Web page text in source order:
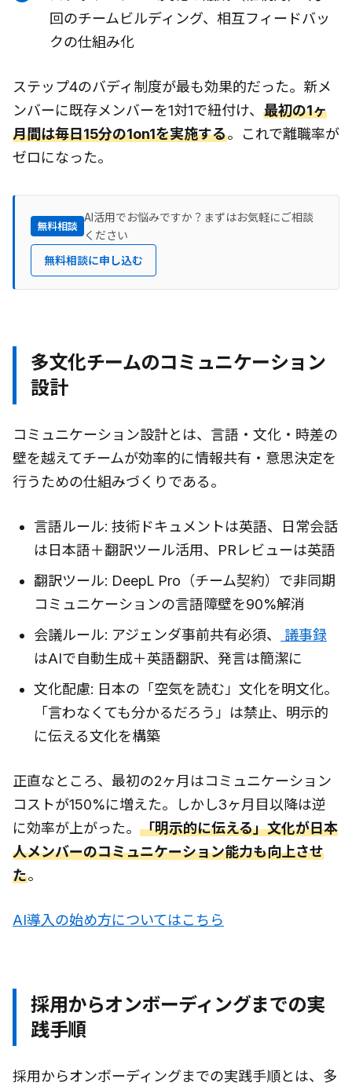
回のチームビルディング、相互フィードバッ
クの仕組み化
ステップ4のバディ制度が最も効果的だった。新メ
ンバーに既存メンバーを1対1で紐付け、 最初の1ヶ
月間は毎日15分の1on1を実施する。これで離職率が
ゼロになった。
無料相談
AI活用でお悩みですか？まずはお気軽にご相談
ください
無料相談に申し込む
多文化チームのコミュニケーション
設計
コミュニケーション設計とは、言語・文化・時差の
壁を越えてチームが効率的に情報共有・意思決定を
行うための仕組みづくりである。
言語ルール: 技術ドキュメントは英語、日常会話
は日本語＋翻訳ツール活用、PRレビューは英語
翻訳ツール: DeepL Pro（チーム契約）で非同期
コミュニケーションの言語障壁を90%解消
会議ルール: アジェンダ事前共有必須、
議事録
はAIで自動生成＋英語翻訳、発言は簡潔に
文化配慮: 日本の「空気を読む」文化を明文化。
「言わなくても分かるだろう」は禁止、明示的
に伝える文化を構築
正直なところ、最初の2ヶ月はコミュニケーション
コストが150%に増えた。しかし3ヶ月目以降は逆
に効率が上がった。 「明示的に伝える」文化が日本
人メンバーのコミュニケーション能力も向上させ
た。
AI導入の始め方についてはこちら
採用からオンボーディングまでの実
践手順
採用からオンボーディングまでの実践手順とは、多